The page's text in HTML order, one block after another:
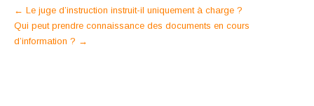
Post
navigation
← Le juge d’instruction instruit-il uniquement à charge ?
Qui peut prendre connaissance des documents en cours
d’information ? →